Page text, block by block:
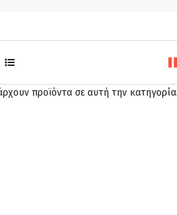
προϊόντα σε αυτή την κατηγορία.